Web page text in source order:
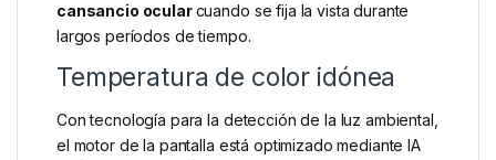
cansancio ocularcuando se fija la vista durante
largos períodos de tiempo.
Temperatura de color idónea
Con tecnología para la detección de la luz ambiental,
el motor de la pantalla está optimizado mediante IA